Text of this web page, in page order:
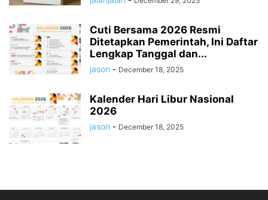
Cuti Bersama 2026 Resmi
Ditetapkan Pemerintah, Ini Daftar
Lengkap Tanggal dan...
jason - December 18, 2025
Kalender Hari Libur Nasional
2026
jason - December 18, 2025